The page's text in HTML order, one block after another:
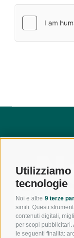
tecnologie
Noi e altre 9 terze
simili. Questi
contenuti digitali,
per scopi pubblicitari.
le seguenti finalità: